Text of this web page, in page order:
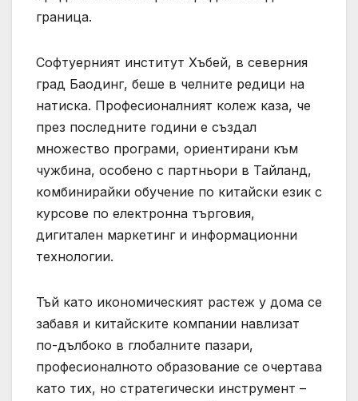
граница.
Софтуерният институт Хъбей, в северния
град Баодинг, беше в челните редици на
натиска. Професионалният колеж каза, че
през последните години е създал
множество програми, ориентирани към
чужбина, особено с партньори в Тайланд,
комбинирайки обучение по китайски език с
курсове по електронна търговия,
дигитален маркетинг и информационни
технологии.
Тъй като икономическият растеж у дома се
забавя и китайските компании навлизат
по-дълбоко в глобалните пазари,
професионалното образование се очертава
като тих, но стратегически инструмент –